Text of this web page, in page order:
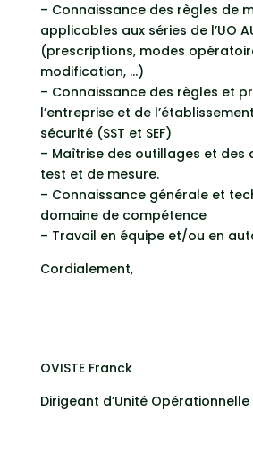
– Connaissance des règles de
applicables aux séries de l’UO
(prescriptions, modes
modification, …)
– Connaissance des règles et
l’entreprise et de
sécurité (SST et SEF)
– Maîtrise des outillages et des
test et de mesure.
– Connaissance générale et
domaine de compétence
– Travail en équipe et/ou en
Cordialement,
OVISTE Franck
Dirigeant d’Unité Opérationnelle